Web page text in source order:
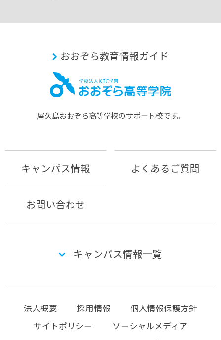
おおぞら教育情報ガイド
屋久島おおぞら⾼等学校のサポート校です。
キャンパス情報 よくあるご質問
お問い合わせ
キャンパス情報一覧
法人概要 採用情報
個人情報保護方針
サイトポリシー
ソーシャルメディア